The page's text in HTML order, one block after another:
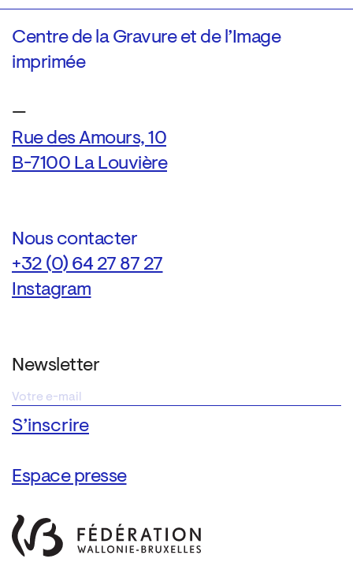
Centre de la Gravure et de l’Image
imprimée
—
Rue des Amours, 10
B-7100 La Louvière
Nous contacter
+32 (0) 64 27 87 27
Instagram
Newsletter
Espace presse